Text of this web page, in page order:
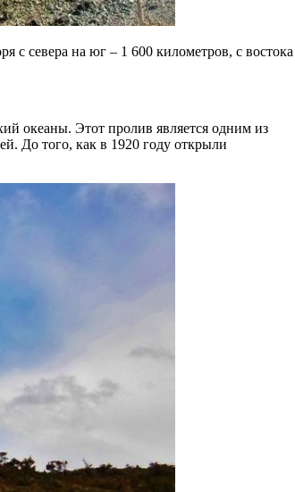
с севера на юг – 1 600 километров, с востока
океаны. Этот пролив является одним из
До того, как в 1920 году открыли